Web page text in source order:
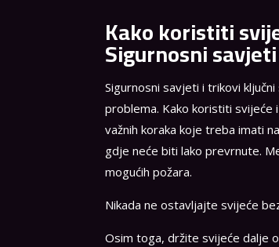
Kako koristiti
Sigurnosni
Sigurnosni savjeti i trikovi
problema. Kako koristiti svijeće
važnih koraka koje treba imati
gdje neće biti lako prevrnute.
mogućih požara.
Nikada ne ostavljajte svijeće
Osim toga, držite svijeće dalje